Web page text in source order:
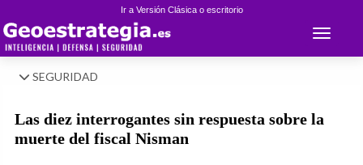
Ir a Versión Clásica o escritorio
Toggle
SEGURIDAD
Las diez interrogantes sin respuesta sobre la
muerte del fiscal Nisman